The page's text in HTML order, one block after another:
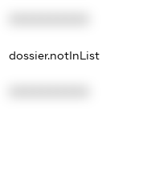
dossier.notInList